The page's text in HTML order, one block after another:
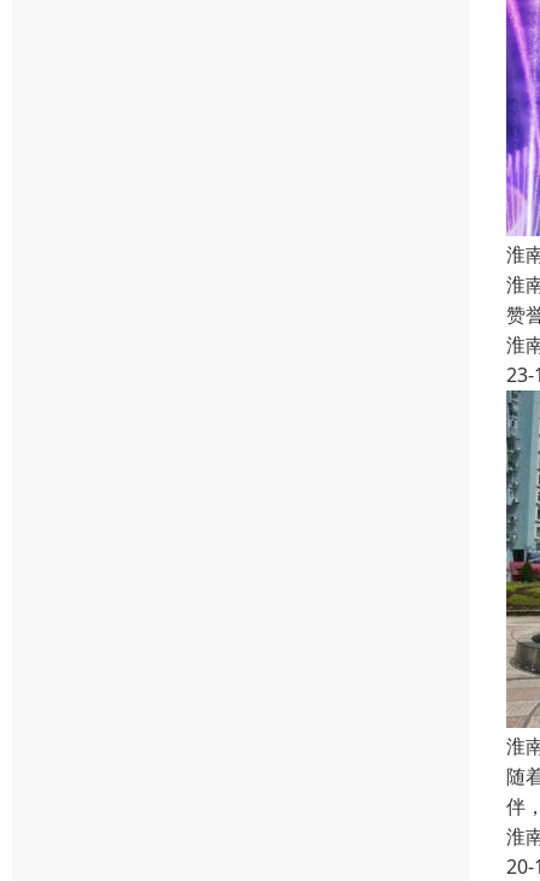
淮
淮
赞
淮
23-
淮
随
伴
淮
20-